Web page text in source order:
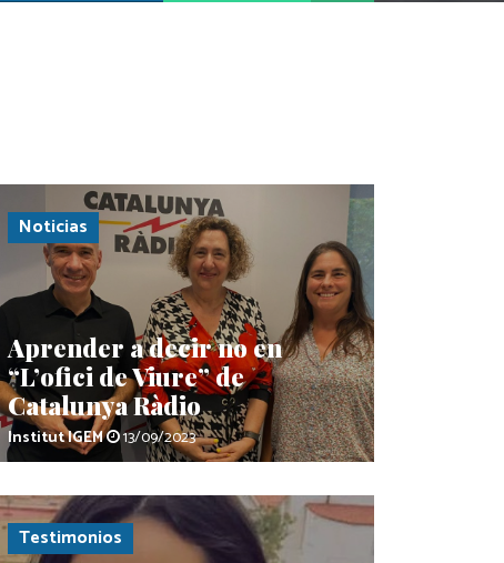
Noticias
Aprender a decir no en
“L’ofici de Viure” de
Catalunya Ràdio
Institut IGEM 13/09/2023
Testimonios